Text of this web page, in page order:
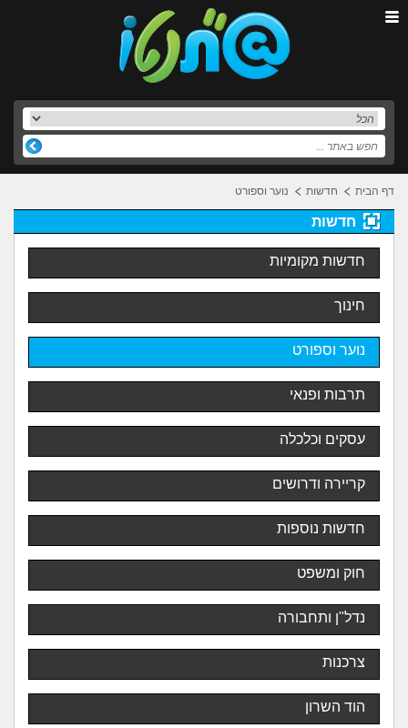
דף הבית חדשות נוער וספורט
חדשות
חדשות מקומיות
חינוך
נוער וספורט
תרבות ופנאי
עסקים וכלכלה
קריירה ודרושים
חדשות נוספות
חוק ומשפט
נדל"ן ותחבורה
צרכנות
הוד השרון